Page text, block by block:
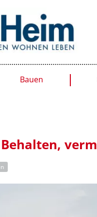
Bauen
Sanieren